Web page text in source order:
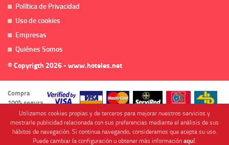
Política de Privacidad
Uso de cookies
Empresas
Quiénes Somos
© Copyrigth 2026 - www.hoteles.net
Compra
100% segura
Utilizamos cookies propias y de terceros para mejorar nuestros servicios y
mostrarle publicidad relacionada con sus preferencias mediante el análisis de sus
hábitos de navegación. Si continua navegando, consideramos que acepta su uso.
Puede cambiar la configuración u obtener más informaciónaquí.